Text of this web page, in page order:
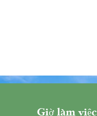
Giờ làm việc